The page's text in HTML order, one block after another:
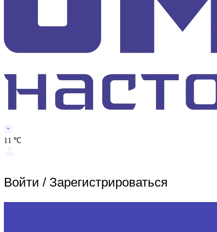
11 ℃
Войти / Зарегистрироваться